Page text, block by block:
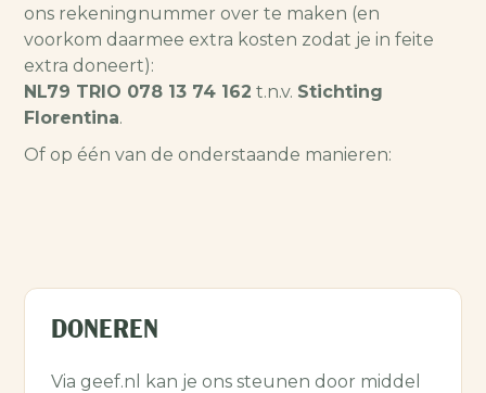
ons rekeningnummer over te maken (en
voorkom daarmee extra kosten zodat je in feite
extra doneert):
NL79 TRIO 078 13 74 162 t.n.v. Stichting
Florentina.
Of op één van de onderstaande manieren:
DONEREN
Via geef.nl kan je ons steunen door middel